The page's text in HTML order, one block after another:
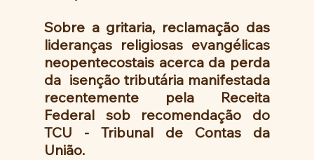
Sobre a gritaria, reclamação das
lideranças religiosas evangélicas
neopentecostais acerca da perda
da  isenção tributária manifestada
recentemente pela Receita
Federal sob recomendação do
TCU - Tribunal de Contas da
União.